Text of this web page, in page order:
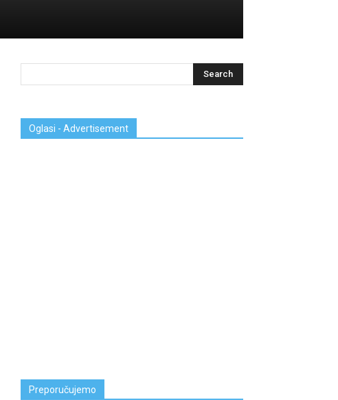
Oglasi - Advertisement
Preporučujemo